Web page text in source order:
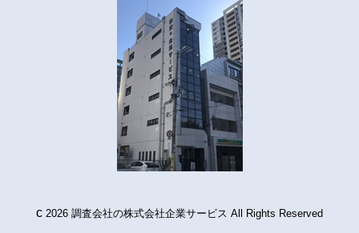
c 2026 調査会社の株式会社企業サービス All Rights Reserved